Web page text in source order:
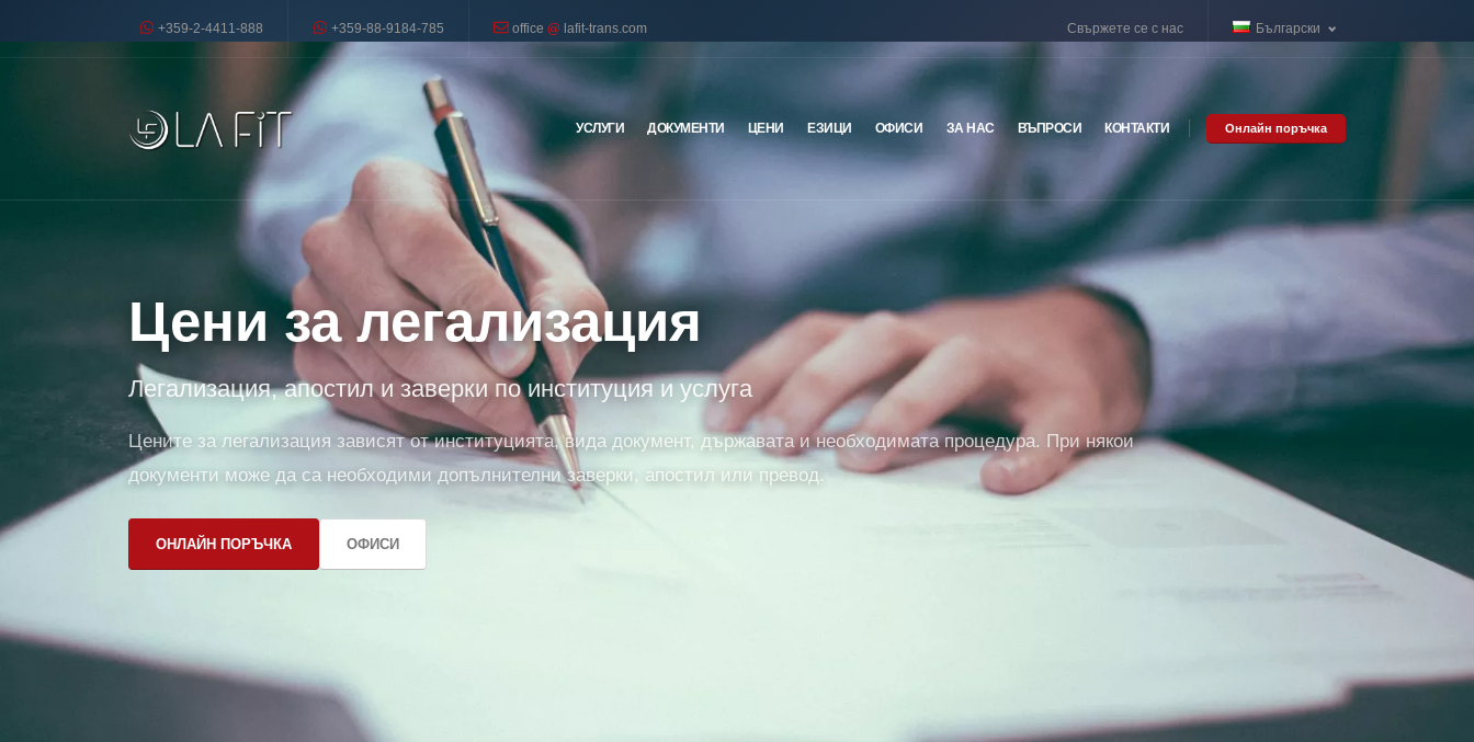
+359-2-4411-888 +359-88-9184-785 office@ lafit-trans.com Свържете се с нас Български
УСЛУГИ ДОКУМЕНТИ ЦЕНИ ЕЗИЦИ ОФИСИ ЗА НАС ВЪПРОСИ КОНТАКТИ Онлайн поръчка
Цени за легализация
Легализация, апостил и заверки по институция и услуга
Цените за легализация зависят от институцията, вида документ, държавата и необходимата процедура. При някои
документи може да са необходими допълнителни заверки, апостил или превод.
ОНЛАЙН ПОРЪЧКА ОФИСИ